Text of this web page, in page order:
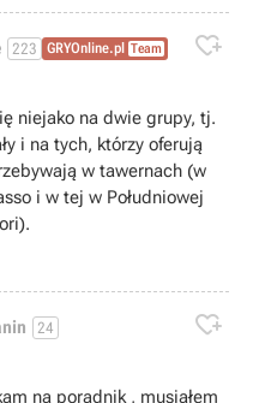
223 GRYOnline.pl Team 
niejako na dwie grupy, tj.
i na tych, którzy oferują
w tawernach (w
i w tej w Południowej
24 
na poradnik , musiałem